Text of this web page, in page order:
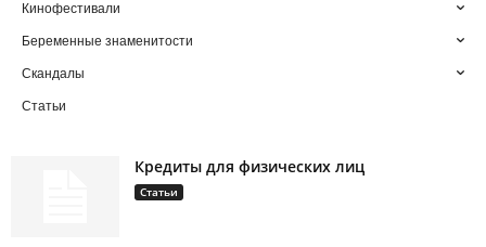
Кинофестивали
Беременные знаменитости
Скандалы
Статьи
Кредиты для физических лиц
Статьи